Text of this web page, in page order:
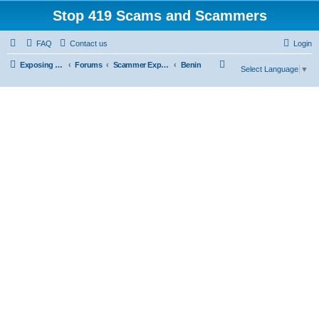
Stop 419 Scams and Scammers
FAQ Contact us Login
Exposing 419 Scams & Scammers Forums Scammer Exposures Benin
Select Language ▼